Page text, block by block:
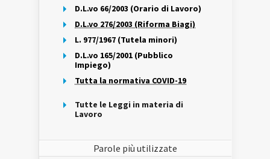
D.L.vo 66/2003 (Orario di Lavoro)
D.L.vo 276/2003 (Riforma Biagi)
L. 977/1967 (Tutela minori)
D.L.vo 165/2001 (Pubblico
Impiego)
Tutta la normativa COVID-19
Tutte le Leggi in materia di
Lavoro
Parole più utilizzate